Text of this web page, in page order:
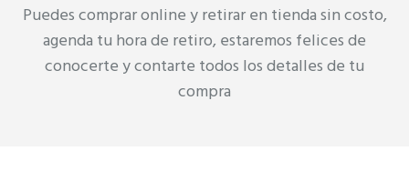
Puedes comprar online y retirar en tienda sin costo,
agenda tu hora de retiro, estaremos felices de
conocerte y contarte todos los detalles de tu
compra